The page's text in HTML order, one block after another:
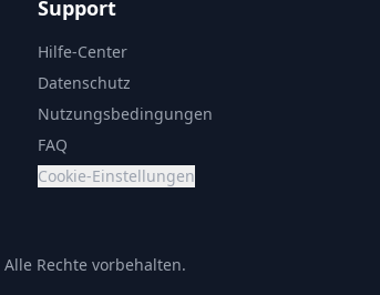
Support
Hilfe-Center
Datenschutz
Nutzungsbedingungen
FAQ
Cookie-Einstellungen
Alle Rechte vorbehalten.